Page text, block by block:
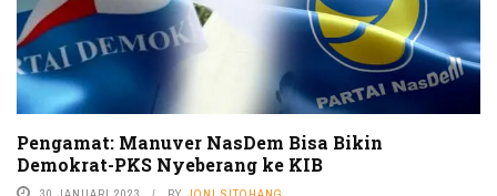
Pengamat: Manuver NasDem Bisa Bikin
Demokrat-PKS Nyeberang ke KIB